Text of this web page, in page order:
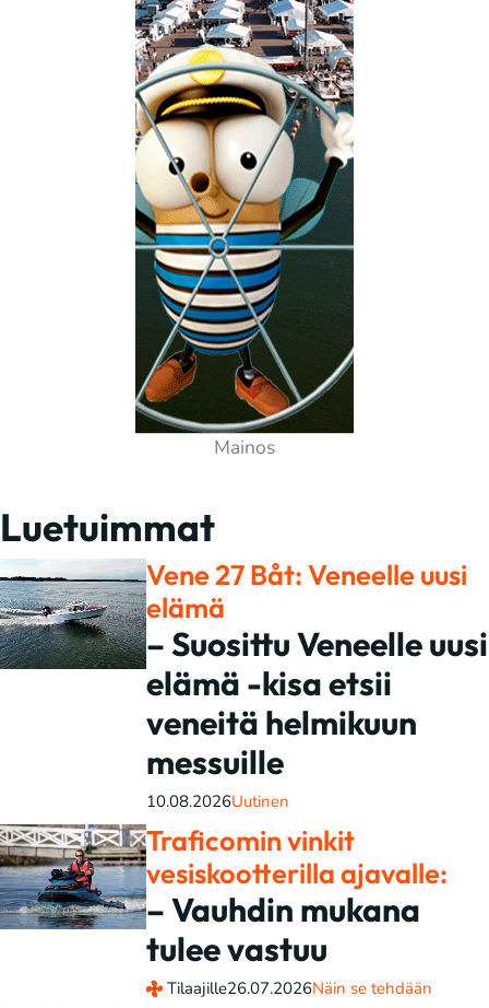
Luetuimmat
Vene 27 Båt: Veneelle uusi
elämä
– Suosittu Veneelle uusi
elämä -kisa etsii
veneitä helmikuun
messuille
10.08.2026Uutinen
Traficomin vinkit
vesiskootterilla ajavalle:
– Vauhdin mukana
tulee vastuu
Tilaajille26.07.2026Näin se tehdään